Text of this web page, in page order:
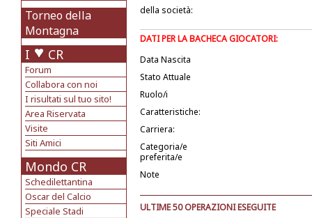
Torneo della
Montagna
I CR
Forum
Collabora con noi
I risultati sul tuo sito!
Area Riservata
Visite
Siti Amici
Mondo CR
Schedilettantina
Oscar del Calcio
Speciale Stadi
della società:
DATI PER LA BACHECA GIOCATORI:
Data Nascita
Stato Attuale
Ruolo/i
Caratteristiche:
Carriera:
Categoria/e
preferita/e
Note
ULTIME 50 OPERAZIONI ESEGUITE